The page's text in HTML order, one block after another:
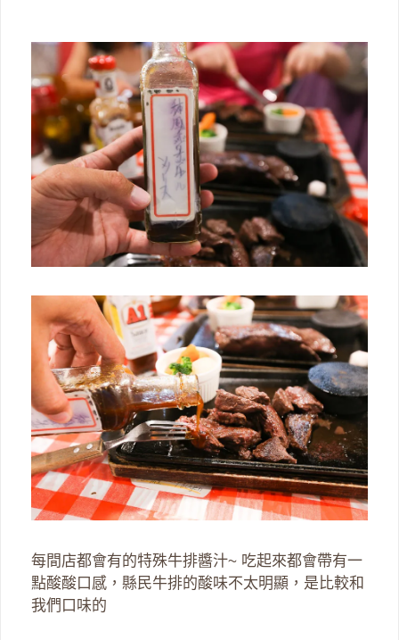
每間店都會有的特殊牛排醬汁~ 吃起來都會帶有一
點酸酸口感，縣民牛排的酸味不太明顯，是比較和
我們口味的